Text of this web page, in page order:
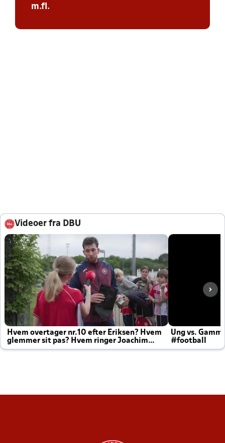
m.fl.
Videoer fra DBU
Hvem overtager nr.10 efter Eriksen? Hvem
glemmer sit pas? Hvem ringer Joachim
altid til efter kampe?
Ung vs.
#football